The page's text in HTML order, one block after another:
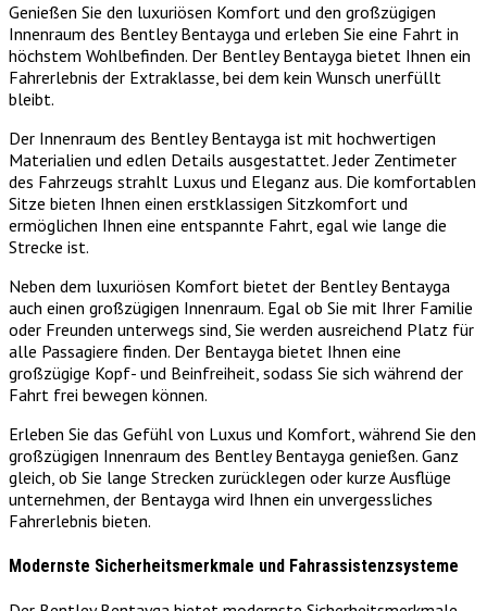
Genießen Sie den luxuriösen Komfort und den großzügigen
Innenraum des Bentley Bentayga und erleben Sie eine Fahrt in
höchstem Wohlbefinden. Der Bentley Bentayga bietet Ihnen ein
Fahrerlebnis der Extraklasse, bei dem kein Wunsch unerfüllt
bleibt.
Der Innenraum des Bentley Bentayga ist mit hochwertigen
Materialien und edlen Details ausgestattet. Jeder Zentimeter
des Fahrzeugs strahlt Luxus und Eleganz aus. Die komfortablen
Sitze bieten Ihnen einen erstklassigen Sitzkomfort und
ermöglichen Ihnen eine entspannte Fahrt, egal wie lange die
Strecke ist.
Neben dem luxuriösen Komfort bietet der Bentley Bentayga
auch einen großzügigen Innenraum. Egal ob Sie mit Ihrer Familie
oder Freunden unterwegs sind, Sie werden ausreichend Platz für
alle Passagiere finden. Der Bentayga bietet Ihnen eine
großzügige Kopf- und Beinfreiheit, sodass Sie sich während der
Fahrt frei bewegen können.
Erleben Sie das Gefühl von Luxus und Komfort, während Sie den
großzügigen Innenraum des Bentley Bentayga genießen. Ganz
gleich, ob Sie lange Strecken zurücklegen oder kurze Ausflüge
unternehmen, der Bentayga wird Ihnen ein unvergessliches
Fahrerlebnis bieten.
Modernste Sicherheitsmerkmale und Fahrassistenzsysteme